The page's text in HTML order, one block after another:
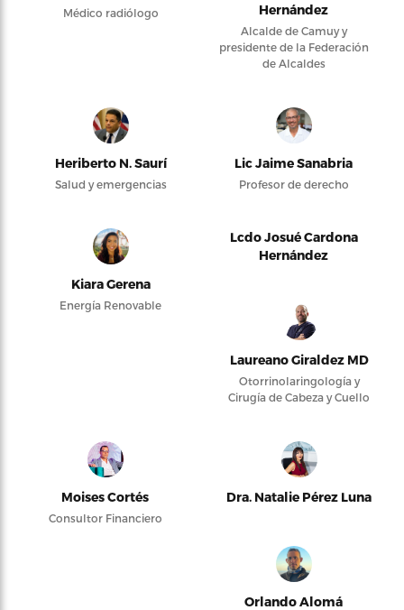
Médico radiólogo
Hernández
Alcalde de Camuy y
presidente de la Federación
de Alcaldes
Heriberto N. Saurí
Salud y emergencias
Lic Jaime Sanabria
Profesor de derecho
Kiara Gerena
Energía Renovable
Lcdo Josué Cardona
Hernández
Laureano Giraldez MD
Otorrinolaringología y
Cirugía de Cabeza y Cuello
Moises Cortés
Consultor Financiero
Dra. Natalie Pérez Luna
Orlando Alomá